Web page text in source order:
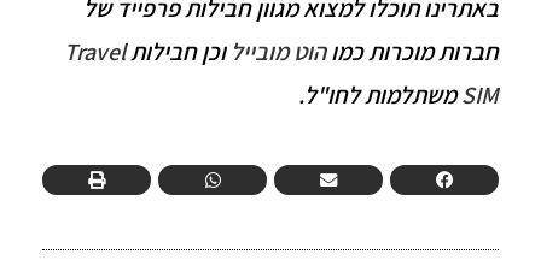
באתרינו תוכלו למצוא מגוון חבילות פרפייד של
חברות מוכרות כמוהוט מובייל וכן חבילותTravel
SIMמשתלמות לחו"ל.